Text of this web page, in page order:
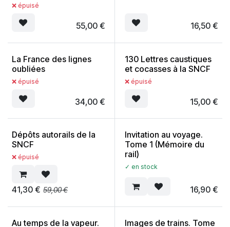
❌ épuisé
55,00€ 16,50€
La France des lignes
oubliées
❌ épuisé
34,00€
130 Lettres caustiques
et cocasses à la SNCF
❌ épuisé
15,00€
Dépôts autorails de la
SNCF
❌ épuisé
41,30 € 59,00€
Invitation au voyage.
Tome 1 (Mémoire du
rail)
✓ en stock
16,90€
Au temps de la vapeur. Images de trains. Tome